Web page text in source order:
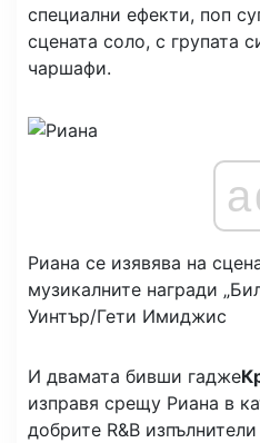
специални ефекти, поп
сцената соло, с групата
чаршафи.
Риана се изявява на
музикалните награди
Уинтър/Гети Имиджис
И двамата бивши гадже
изправя срещу Риана в
добрите R&B